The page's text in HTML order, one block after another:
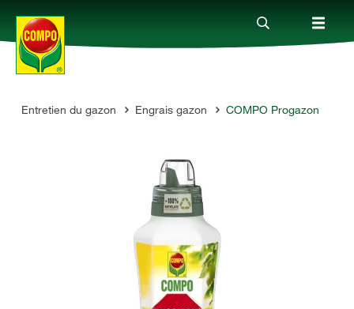
Produits
Entretien du gazon Engrais gazon COMPO Progazon